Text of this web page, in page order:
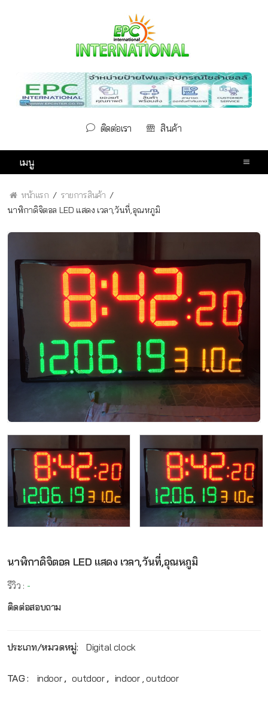
ติดต่อเรา สินค้า
เมนู
หน้าแรก รายการสินค้า
นาฬิกาดิจิตอล LED แสดง เวลา,วันที่,อุณหภูมิ
นาฬิกาดิจิตอล LED แสดง เวลา,วันที่,อุณหภูมิ
รีวิว : -
ติดต่อสอบถาม
ประเภท/หมวดหมู่: Digital clock
TAG : indoor, outdoor, indoor , outdoor